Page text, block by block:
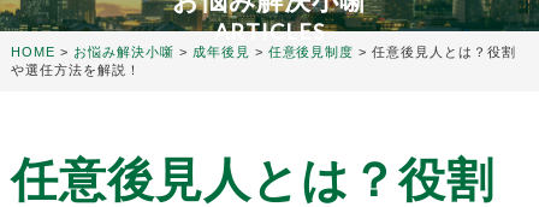
ARTICLES
HOME > お悩み解決小噺 > 成年後見 > 任意後見制度 >任意後見人とは？役割
や選任方法を解説！
任意後見人とは？役割